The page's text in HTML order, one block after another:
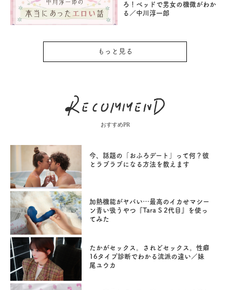
ろ！ベッドで男女の機微がわか
る／中川淳一郎
もっと見る
おすすめPR
今、話題の「おふろデート」って何？彼
とラブラブになる方法を教えます
加熱機能がヤバい…最高のイカせマシー
ン青い吸うやつ『Tara S 2代目』を使っ
てみた
たかがセックス。されどセックス。性癖
16タイプ診断でわかる流派の違い／妹
尾ユウカ